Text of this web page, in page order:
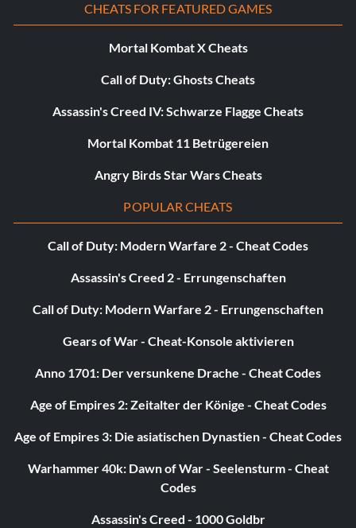
CHEATS FOR FEATURED GAMES
Mortal Kombat X Cheats
Call of Duty: Ghosts Cheats
Assassin's Creed IV: Schwarze Flagge Cheats
Mortal Kombat 11 Betrügereien
Angry Birds Star Wars Cheats
POPULAR CHEATS
Call of Duty: Modern Warfare 2 - Cheat Codes
Assassin's Creed 2 - Errungenschaften
Call of Duty: Modern Warfare 2 - Errungenschaften
Gears of War - Cheat-Konsole aktivieren
Anno 1701: Der versunkene Drache - Cheat Codes
Age of Empires 2: Zeitalter der Könige - Cheat Codes
Age of Empires 3: Die asiatischen Dynastien - Cheat Codes
Warhammer 40k: Dawn of War - Seelensturm - Cheat
Codes
Assassin's Creed - 1000 Goldbr